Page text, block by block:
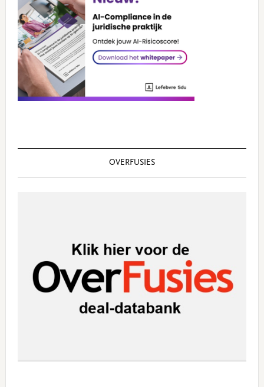
OVERFUSIES